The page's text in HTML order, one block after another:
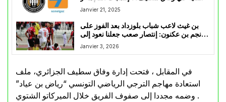
يشكر فيه الأنصار
Janvier 21, 2025
بن غيث لاعب شباب بلوزداد بعد الفوز على
نجم بن عكنون: إنتصار صعب جعلنا نعود إلى
المركز الثاني
Janvier 3, 2026
في المقابل ، فتحت إدارة وفاق سطيف الجزائري، ملف
استعادة مهاجم الترجي الرياضي التونسي “رياض بن عياد”
وضمه مجددا إلى صفوف الفريق خلال الميركاتو الشتوي .